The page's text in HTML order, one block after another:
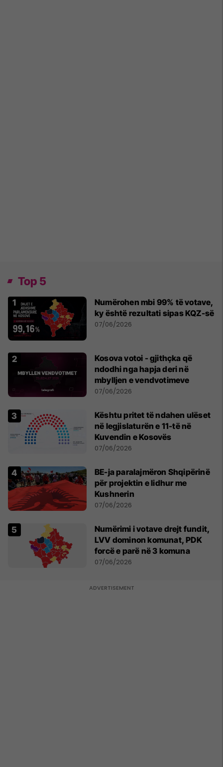
Top 5
Numërohen mbi 99% të votave,
ky është rezultati sipas KQZ-së
07/06/2026
Kosova votoi - gjithçka që
ndodhi nga hapja deri në
mbylljen e vendvotimeve
07/06/2026
Kështu pritet të ndahen ulëset
në legjislaturën e 11-të në
Kuvendin e Kosovës
07/06/2026
BE-ja paralajmëron Shqipërinë
për projektin e lidhur me
Kushnerin
07/06/2026
Numërimi i votave drejt fundit,
LVV dominon komunat, PDK
forcë e parë në 3 komuna
07/06/2026